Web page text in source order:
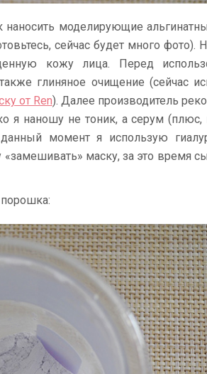
наносить моделирующие
сейчас будет много фото).
кожу лица. Перед
глиняное очищение (сейчас
от Ren). Далее производитель
я наношу не тоник, а серум (плюс,
момент я использую
маску, за это время